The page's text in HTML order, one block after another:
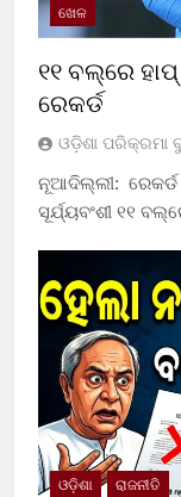
ଖେଳ
୧୧ ବଲ୍‌ରେ
ରେକର୍ଡ
ଓଡ଼ିଶା ପରିକ୍ରମା
ନୂଆଦିଲ୍ଲୀ: ରେକର୍ଡ
ସୂର୍ଯ୍ୟବଂଶୀ ୧୧
ଓଡ଼ିଶା ରାଜନୀତି